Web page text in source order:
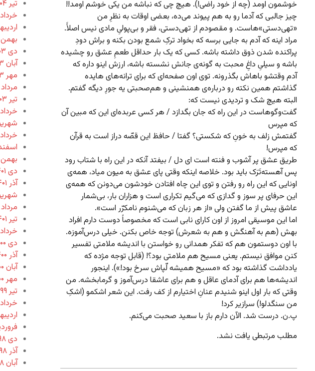
خوشمون اومد (چه از خود راضی!). هیچ چی که نباشه من یکی خوشم اومد!!
چیز جالبی که آدما رو به هم پیوند می‌ده، بعضی اوقات به نظرِ من
«تهی‌دستی»‌هاست. و مقصودم از تهی‌دستی، فقر و بی‌پولیِ مادی نیس اصلاًَ.
مراد اینه که آدم به جایی برسه که بخواد ترکِ شمع بودن بکنه و براش دودِ
پراکنده شدن ذوق داشته باشه. کسی که یک بار حداقل طعمِ عشق رو چشیده
باشه و سیلیِ داغِ محبت به گونه‌ی جانش نشسته باشه، ارزش اینو داره که
آدم وقتشو باهاش بگذرونه. توی اون صفحه‌ای که برای ترانه‌های هایده
گذاشتم همین نکته رو درباره‌ی همنشینی و هم‌صحبتی یه جورِ دیگه گفتم.
البته هیچ شک و تردیدی نیست که:
گفت‌وگوهاست در این راه که جان بگدازد / هر کسی عربده‌ای این که مبین آن
که مپرس
گفتمش زلف به خونِ که شکستی؟ گفتا / حافظ این قصّه دراز است به قرآن
که مپرس!
طریق عشق پر آشوب و فنته است ای دل / بیفتد آنکه در این راه با شتاب رود
پس آهسته‌تَرَک باید بود. خلاصه اینکه وقتی پای عشق به میون میاد، همه‌ی
اونایی که این راه رو رفتن و توی این چاه افتادن خودشون می‌دونن که همه‌ی
این حرفای پر سوز و گدازی که می‌گیم تکراری است و هزاران بار، بی‌شمار
عاشق پیش از ما گفتن ولی «از هر زبان که می‌شنوم نامکرّر است».
اما این موسیقی امروز از اون کارای نابی است که مخصوصاً دوست دارم افراد
بهش (هم به آهنگش و هم به شعرش) توجه خاص بکنن. خیلی درس‌آموزه.
با اون دوستمون هم که تفکر همدانی رو خواستن با اندیشه ملامتی تفسیر
کنن موافق نیستم. یعنی مسیح هم ملامتی بود؟! (قابل توجه مژده که
یادداشت گذاشته بود که «مسیح همیشه لّپاش سرخ بود!»). اینجور
اندیشه‌ها هم برای آدمای عاقل و هم برای عاشقا درس‌آموز و گرمابخشه. من
وقتی که بار اول اینو شنیدم عنانِ اختیارم از کف رفت. این شعر اشکمو (اشکِ
من سنگدلو!) سرازیر کرد!
پ.ن. درست شد. الآن دارم باز با سعید صحبت می‌کنم.
مطلب مرتبطی یافت نشد.
تیر ۱۴۰۴
خرداد ۱۴۰۴
بهمن ۱۴۰۳
دی ۱۴۰۳
آبان ۱۴۰۳
مهر ۱۴۰۳
مرداد ۱۴۰۳
تیر ۱۴۰۳
خرداد ۱۴۰۳
شهریور
خرداد ۱۴۰۲
اسفند
بهمن ۱۴۰۱
دی ۱۴۰۱
آذر ۱۴۰۱
شهریور
مرداد ۱۴۰۱
تیر ۱۴۰۱
خرداد ۱۴۰۱
دی ۱۴۰۰
آذر ۱۴۰۰
آبان ۱۴۰۰
مهر ۱۴۰۰
تیر ۱۳۹۹
خرداد ۱۳۹۹
دی ۱۳۹۸
آذر ۱۳۹۸
آبان ۱۳۹۸